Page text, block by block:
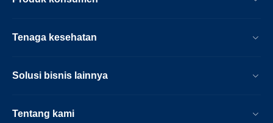
Tenaga kesehatan
Solusi bisnis lainnya
Tentang kami